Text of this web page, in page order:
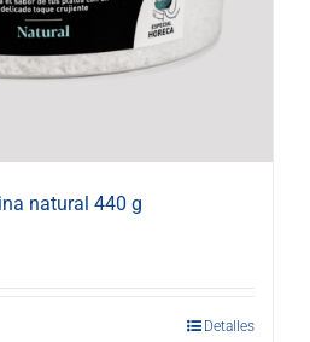
natural 440 g
Detalles